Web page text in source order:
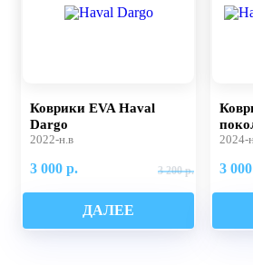
Коврики EVA Haval
Dargo
2022-н.в
3 000 р. 3 200 р.
ДАЛЕЕ
2024-
3